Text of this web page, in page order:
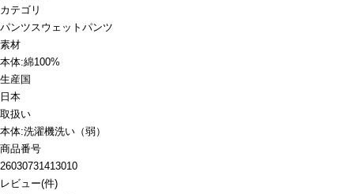
カテゴリ
パンツスウェットパンツ
素材
本体:綿100%
生産国
日本
取扱い
本体:洗濯機洗い（弱）
商品番号
26030731413010
レビュー(件)